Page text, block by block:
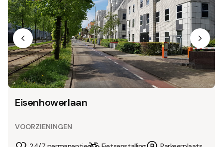
Eisenhowerlaan
VOORZIENINGEN